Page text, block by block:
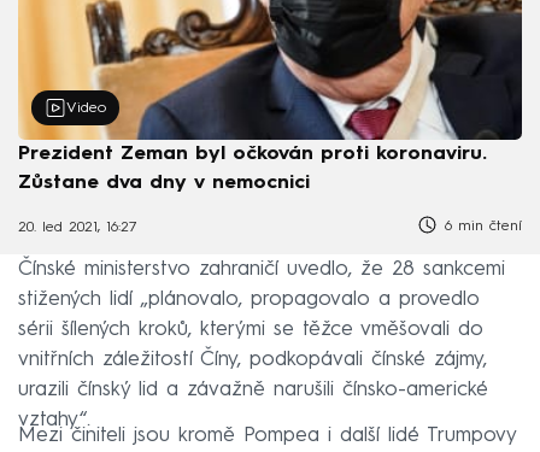
Video
Prezident Zeman byl očkován proti koronaviru.
Zůstane dva dny v nemocnici
20. led 2021, 16:27 6 min čtení
Čínské ministerstvo zahraničí uvedlo, že 28 sankcemi
stižených lidí „plánovalo, propagovalo a provedlo
sérii šílených kroků, kterými se těžce vměšovali do
vnitřních záležitostí Číny, podkopávali čínské zájmy,
urazili čínský lid a závažně narušili čínsko-americké
vztahy“.
Mezi činiteli jsou kromě Pompea i další lidé Trumpovy